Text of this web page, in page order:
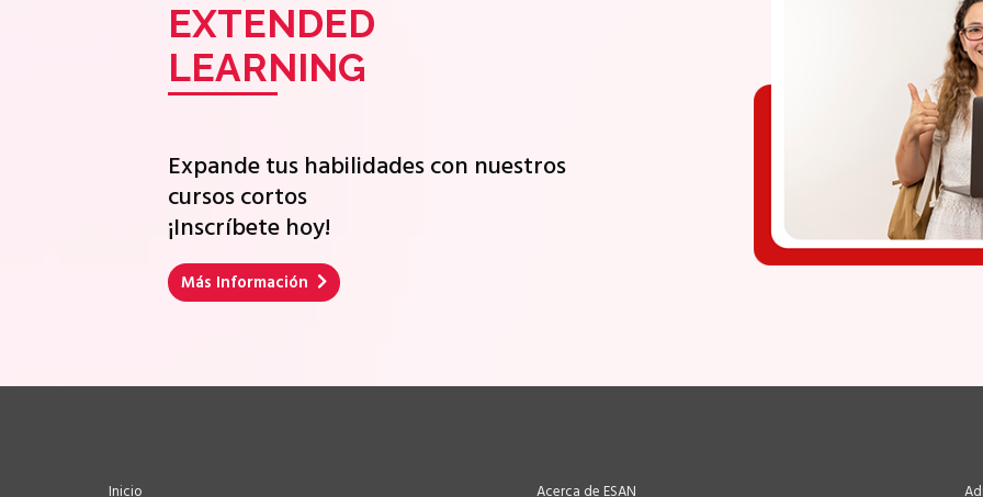
EXTENDED
LEARNING
Expande tus habilidades con nuestros
cursos cortos
¡Inscríbete hoy!
Más Información
Inicio Acerca de ESAN